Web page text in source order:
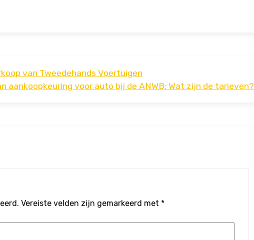
van Tweedehands Voertuigen
aankoopkeuring voor auto bij de ANWB: Wat zijn de tarieven?
Vereiste velden zijn gemarkeerd met *